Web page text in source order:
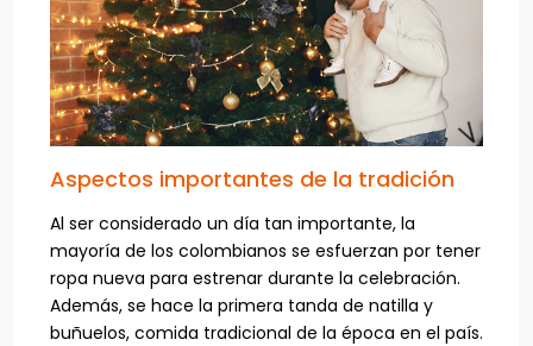
Aspectos importantes de la tradición
Al ser considerado un día tan importante, la
mayoría de los colombianos se esfuerzan por tener
ropa nueva para estrenar durante la celebración.
Además, se hace la primera tanda de natilla y
buñuelos, comida tradicional de la época en el país.